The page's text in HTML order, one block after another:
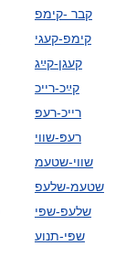
קבר -קימפ
קימפ-קעגי
קעגן-קײַג
קײַכ-רייכ
רייכ-רעפּ
רעפּ-שווי
שווי-שטעמ
שטעמ-שלעפ
שלעפ-שפּי
שפּי-תנוע